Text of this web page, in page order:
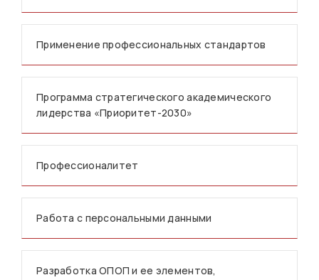
Применение профессиональных стандартов
Программа стратегического академического
лидерства «Приоритет-2030»
Профессионалитет
Работа с персональными данными
Разработка ОПОП и ее элементов,